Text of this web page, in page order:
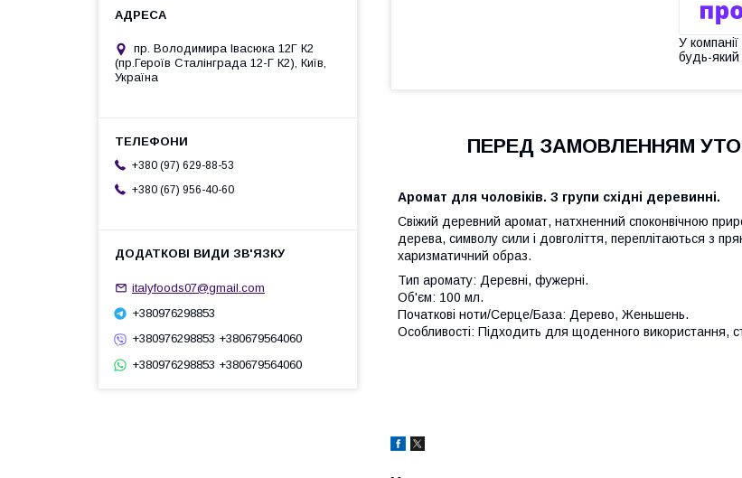
У
будь-
ПЕРЕД ЗАМОВЛЕННЯМ
Аромат для чоловіків. З групи східні деревинні.
Свіжий деревний аромат, натхненний споконвічною
дерева, символу сили і довголіття, переплітаються з
харизматичний образ.
Тип аромату: Деревні, фужерні.
Об'єм: 100 мл.
Початкові ноти/Серце/База: Дерево, Женьшень.
Особливості: Підходить для щоденного використання,
пр. Володимира Івасюка 12Г К2
(пр.Героїв Сталінграда 12-Г К2), Київ,
Україна
+380 (97) 629-88-53
+380 (67) 956-40-60
italyfoods07@gmail.com
+380976298853
+380976298853 +380679564060
+380976298853 +380679564060